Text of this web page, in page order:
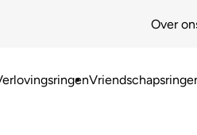
Over